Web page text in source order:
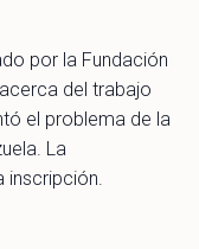
por la Fundación
del trabajo
el problema de la
La
inscripción.